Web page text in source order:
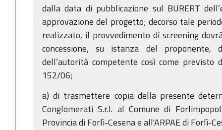
dalla data di pubblicazione sul BURERT
approvazione del progetto; decorso tale
realizzato, il provvedimento di screening
concessione, su istanza del
dell’autorità competente così come previsto
152/06;
a) di trasmettere copia della presente
Conglomerati S.r.l. al Comune di
Provincia di Forlì-Cesena e all'ARPAE di Forlì-